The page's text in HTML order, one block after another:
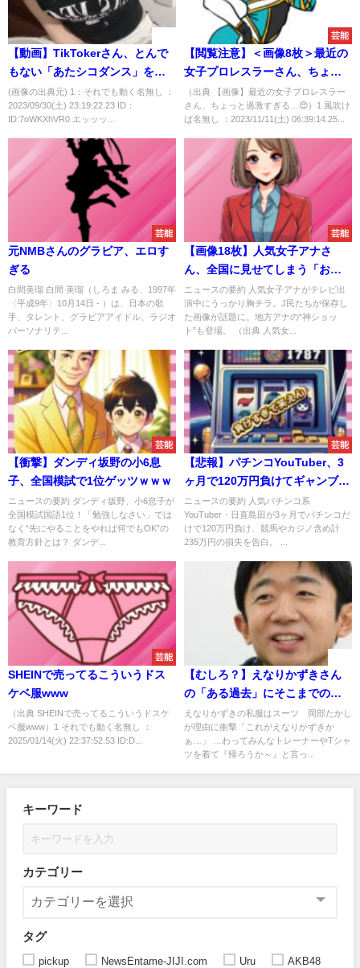
【動画】TikTokerさん、とんで
もない「あたシコダンス」を披
露ｗｗｗｗｗｗｗｗｗｗ
(画像の出典元) 1：それでも動く名無し ：
2023/09/30(土) 23:19:22.23 ID：
ID:7oWKXhVR0 エッッッ...
芸能
【閲覧注意】＜画像8枚＞最近の
女子プロレスラーさん、ちょっ
と過激すぎる…😍
（出典 【画像】最近の女子プロレスラー
さん、ちょっと過激すぎる…😍）1 風吹け
ば名無し ：2023/11/11(土) 06:39:14.25...
芸能
元NMBさんのグラビア、エロす
ぎる
白間美瑠 白間 美瑠（しろま みる、1997年
〈平成9年〉10月14日 - ）は、日本の歌
手、タレント、グラビアアイドル、ラジオ
パーソナリテ...
芸能
【画像18枚】人気女子アナさ
ん、全国に見せてしまう「おっ
ぱいの谷間」
ニュースの要約 人気女子アナがテレビ出
演中にうっかり胸チラ。J民たちが保存し
た画像が話題に。地方アナの“神ショッ
ト”も登場。 （出典 人気女...
芸能
【衝撃】ダンディ坂野の小6息
子、全国模試で1位ゲッツｗｗｗ
ニュースの要約 ダンディ坂野、小6息子が
全国模試国語1位！「勉強しなさい」では
なく“先にやることをやれば何でもOK”の
教育方針とは？ ダンデ...
芸能
【悲報】パチンコYouTuber、3
ヶ月で120万円負けてギャンブル
宣言ｗｗｗｗ
ニュースの要約 人気パチンコ系
YouTuber・日直島田が3ヶ月でパチンコだ
けで120万円負け、競馬やカジノ含め計
235万円の損失を告白。 ...
芸能
SHEINで売ってるこういうドス
ケベ服www
（出典 SHEINで売ってるこういうドスケ
ベ服www）1 それでも動く名無し ：
2025/01/14(火) 22:37:52.53 ID:D...
【むしろ？】えなりかずきさん
の「ある過去」にそこまでのこ
とではないと言われることに
えなりかずきの私服はスーツ 岡部たかし
が理由に衝撃「これがえなりかずきか
ぁ…」 …わってみんなトレーナーやTシャ
ツを着て『帰ろうか～』と言っ...
キーワード
カテゴリー
タグ
pickup NewsEntame-JIJI.com Uru
AKB48